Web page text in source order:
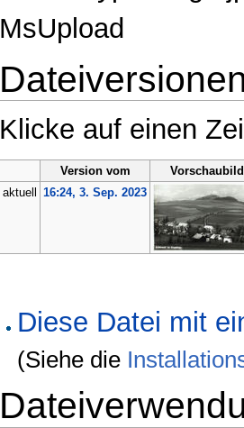
MsUpload
Klicke auf einen
Version vom
Vorschaubild
aktuell
16:24, 3. Sep. 2023
Diese Datei mit
(Siehe die